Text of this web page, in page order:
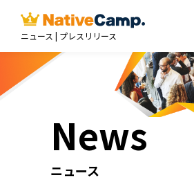
ニュース | プレスリリース
News
ニュース